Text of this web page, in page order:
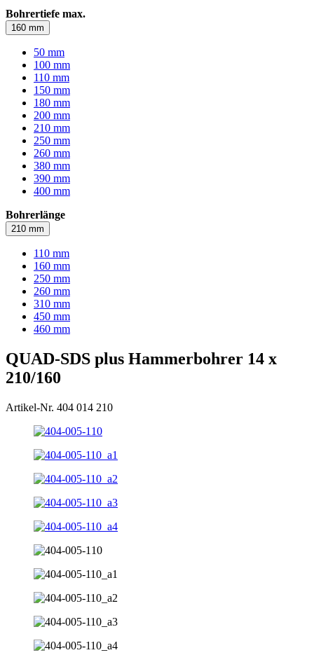
Bohrertiefe max.
160 mm
50 mm
100 mm
110 mm
150 mm
180 mm
200 mm
210 mm
250 mm
260 mm
380 mm
390 mm
400 mm
Bohrerlänge
210 mm
110 mm
160 mm
250 mm
260 mm
310 mm
450 mm
460 mm
QUAD-SDS plus Hammerbohrer 14 x
210/160
Artikel-Nr. 404 014 210